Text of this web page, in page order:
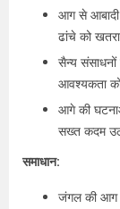
आग से आबादी
ढांचे को
सैन्य संसाधनों
आवश्यकता
आगे की
सख्त कदम
समाधान:
जंगल की आग